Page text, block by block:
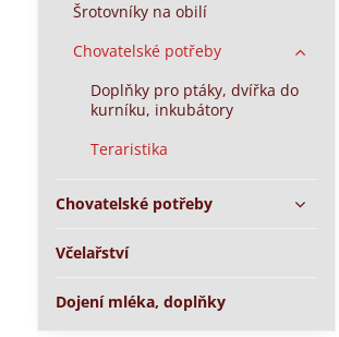
Šrotovníky na obilí
Chovatelské potřeby
Doplňky pro ptáky, dvířka do
kurníku, inkubátory
Teraristika
Chovatelské potřeby
Včelařství
Dojení mléka, doplňky